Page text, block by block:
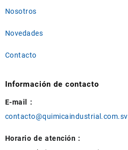
Nosotros
Novedades
Contacto
Información de contacto
E-mail :
contacto@quimicaindustrial.com.sv
Horario de atención :